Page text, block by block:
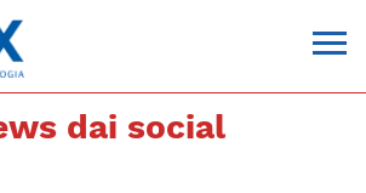
dai social